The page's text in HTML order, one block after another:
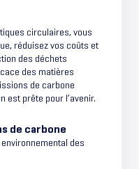
circulaires, vous
réduisez vos coûts et
des déchets
des matières
de carbone
est prête pour l’avenir.
de carbone
des